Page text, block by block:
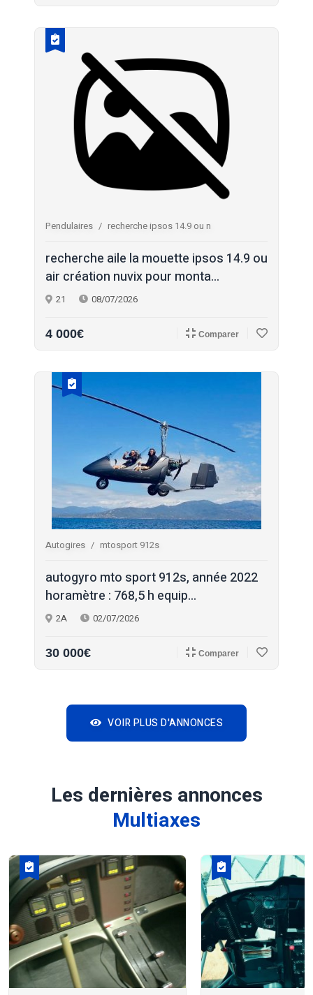
Pendulaires recherche ipsos 14.9 ou n
recherche aile la mouette ipsos 14.9 ou
air création nuvix pour monta...
21 08/07/2026
4 000€ Comparer
Autogires mtosport 912s
autogyro mto sport 912s, année 2022
horamètre : 768,5 h equip...
2A 02/07/2026
30 000€ Comparer
VOIR PLUS D'ANNONCES
Les dernières annonces
Multiaxes